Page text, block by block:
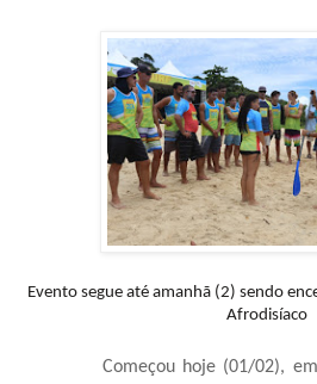
Evento segue até amanhã (2) sendo
Afrodisíaco
Começou hoje (01/02),